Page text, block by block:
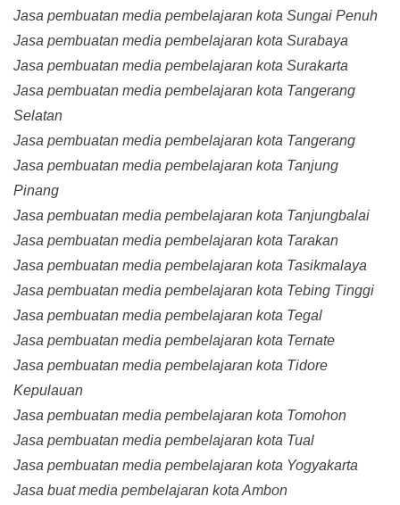
Jasa pembuatan media pembelajaran kota Sungai Penuh
Jasa pembuatan media pembelajaran kota Surabaya
Jasa pembuatan media pembelajaran kota Surakarta
Jasa pembuatan media pembelajaran kota Tangerang
Selatan
Jasa pembuatan media pembelajaran kota Tangerang
Jasa pembuatan media pembelajaran kota Tanjung
Pinang
Jasa pembuatan media pembelajaran kota Tanjungbalai
Jasa pembuatan media pembelajaran kota Tarakan
Jasa pembuatan media pembelajaran kota Tasikmalaya
Jasa pembuatan media pembelajaran kota Tebing Tinggi
Jasa pembuatan media pembelajaran kota Tegal
Jasa pembuatan media pembelajaran kota Ternate
Jasa pembuatan media pembelajaran kota Tidore
Kepulauan
Jasa pembuatan media pembelajaran kota Tomohon
Jasa pembuatan media pembelajaran kota Tual
Jasa pembuatan media pembelajaran kota Yogyakarta
Jasa buat media pembelajaran kota Ambon